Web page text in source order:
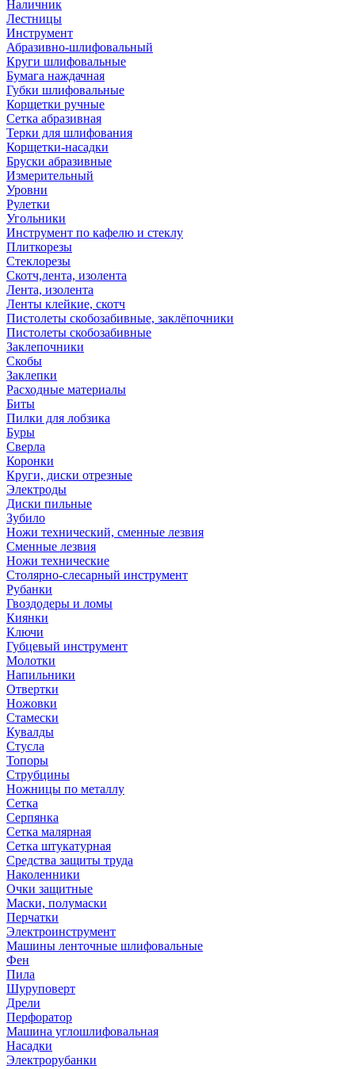
Наличник
Лестницы
Инструмент
Абразивно-шлифовальный
Круги шлифовальные
Бумага наждачная
Губки шлифовальные
Корщетки ручные
Сетка абразивная
Терки для шлифования
Корщетки-насадки
Бруски абразивные
Измерительный
Уровни
Рулетки
Угольники
Инструмент по кафелю и стеклу
Плиткорезы
Стеклорезы
Скотч,лента, изолента
Лента, изолента
Ленты клейкие, скотч
Пистолеты скобозабивные, заклёпочники
Пистолеты скобозабивные
Заклепочники
Скобы
Заклепки
Расходные материалы
Биты
Пилки для лобзика
Буры
Сверла
Коронки
Круги, диски отрезные
Электроды
Диски пильные
Зубило
Ножи технический, сменные лезвия
Сменные лезвия
Ножи технические
Столярно-слесарный инструмент
Рубанки
Гвоздодеры и ломы
Киянки
Ключи
Губцевый инструмент
Молотки
Напильники
Отвертки
Ножовки
Стамески
Кувалды
Стусла
Топоры
Струбцины
Ножницы по металлу
Сетка
Серпянка
Сетка малярная
Сетка штукатурная
Средства защиты труда
Наколенники
Очки защитные
Маски, полумаски
Перчатки
Электроинструмент
Машины ленточные шлифовальные
Фен
Пила
Шуруповерт
Дрели
Перфоратор
Машина углошлифовальная
Насадки
Электрорубанки